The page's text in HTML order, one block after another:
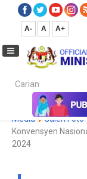
A- A A+
Carian...
Media
Media
Galeri Foto
Konvensyen
2024